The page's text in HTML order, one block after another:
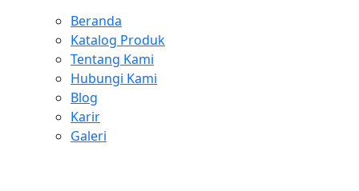
Beranda
Katalog Produk
Tentang Kami
Hubungi Kami
Blog
Karir
Galeri